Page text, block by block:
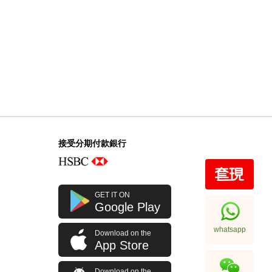
接受分期付款銀行
GET IT ON
Google Play
Download on the
App Store
whatsapp